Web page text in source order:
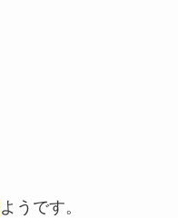
ようです。